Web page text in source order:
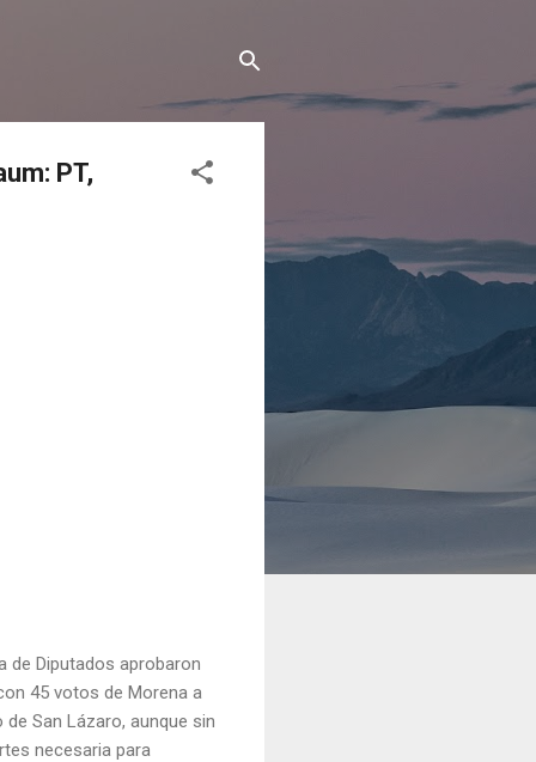
PT,
de Diputados aprobaron
45 votos de Morena a
de San Lázaro, aunque sin
necesaria para